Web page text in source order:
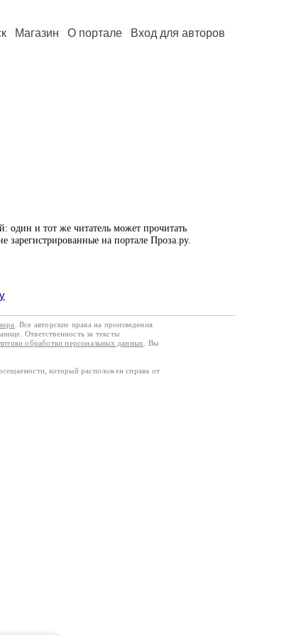
Магазин О портале Вход для авторов
один и тот же читатель может прочитать
зарегистрированные на портале Проза.ру.
. Все авторские права на произведения
Ответственность за тексты
обработки персональных данных
. Вы
который расположен справа от